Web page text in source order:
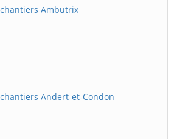
Ambutrix
Andert-et-Condon